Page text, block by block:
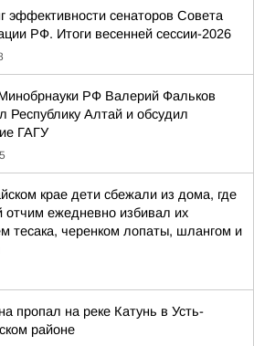
эффективности сенаторов Совета
РФ. Итоги весенней сессии-2026
РФ Валерий Фальков
Республику Алтай и обсудил
ГАГУ
крае дети сбежали из дома, где
отчим ежедневно избивал их
тесака, черенком лопаты, шлангом и
пропал на реке Катунь в Усть-
районе